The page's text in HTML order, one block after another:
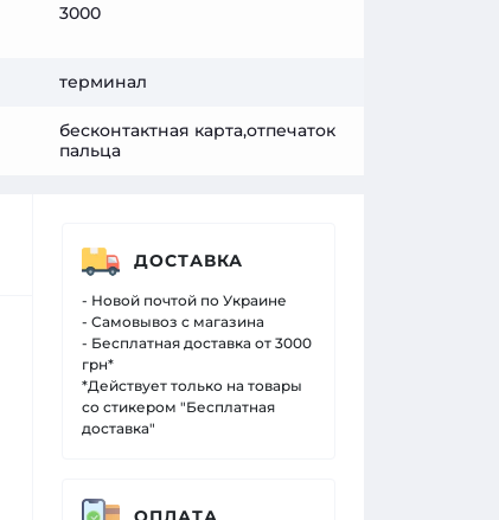
3000
терминал
бесконтактная карта,отпечаток
пальца
ДОСТАВКА
- Новой почтой по Украине
- Самовывоз с магазина
- Бесплатная доставка от 3000
грн*
*Действует только на товары
со стикером "Бесплатная
доставка"